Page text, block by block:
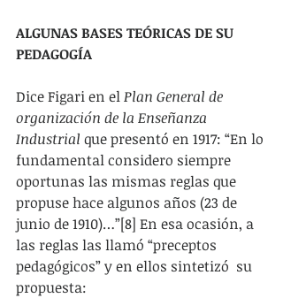
ALGUNAS BASES TEÓRICAS DE SU
PEDAGOGÍA
Dice Figari en el Plan General de
organización de la Enseñanza
Industrial que presentó en 1917: “En lo
fundamental considero siempre
oportunas las mismas reglas que
propuse hace algunos años (23 de
junio de 1910)…”[8] En esa ocasión, a
las reglas las llamó “preceptos
pedagógicos” y en ellos sintetizó  su
propuesta: